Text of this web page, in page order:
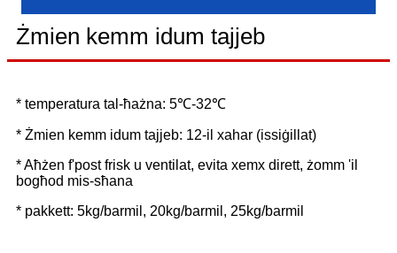
Żmien kemm idum tajjeb
* temperatura tal-ħażna: 5℃-32℃
* Żmien kemm idum tajjeb: 12-il xahar (issiġillat)
* Aħżen f'post frisk u ventilat, evita xemx dirett, żomm 'il
bogħod mis-sħana
* pakkett: 5kg/barmil, 20kg/barmil, 25kg/barmil